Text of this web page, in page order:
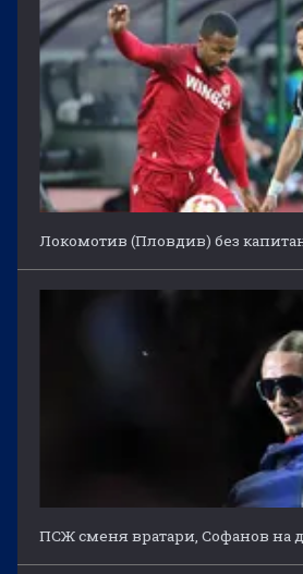
Локомотив (Пловдив) без
ПСЖ сменя вратари, Софанов на